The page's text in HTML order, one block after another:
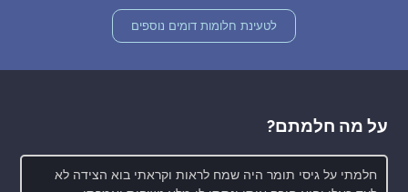
לטעינת חלומות דומים נוספים
על מה חלמתם?